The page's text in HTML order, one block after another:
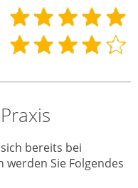
bereits bei
Sie Folgendes